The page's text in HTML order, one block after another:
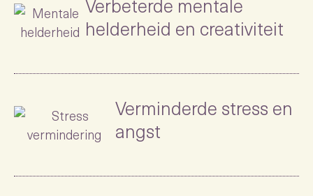
helderheid en creativiteit
Verminderde stress en
angst